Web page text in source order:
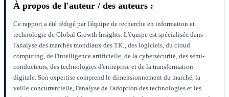
À propos de l'auteur / des auteurs :
Ce rapport a été rédigé par l'équipe de recherche en information et
technologie de Global Growth Insights. L'équipe est spécialisée dans
l'analyse des marchés mondiaux des TIC, des logiciels, du cloud
computing, de l'intelligence artificielle, de la cybersécurité, des semi-
conducteurs, des technologies d'entreprise et de la transformation
digitale. Son expertise comprend le dimensionnement du marché, la
veille concurrentielle, l'analyse de l'adoption des technologies et les